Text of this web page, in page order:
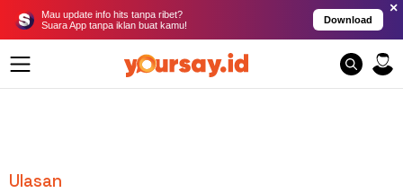
Mau update info hits tanpa ribet?
Suara App tanpa iklan buat kamu!
Download
×
Ulasan